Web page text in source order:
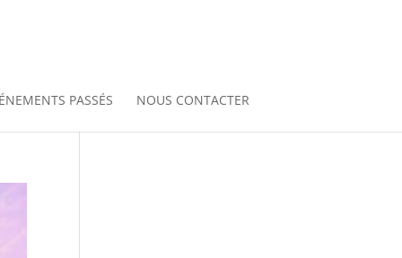
PASSÉS NOUS CONTACTER